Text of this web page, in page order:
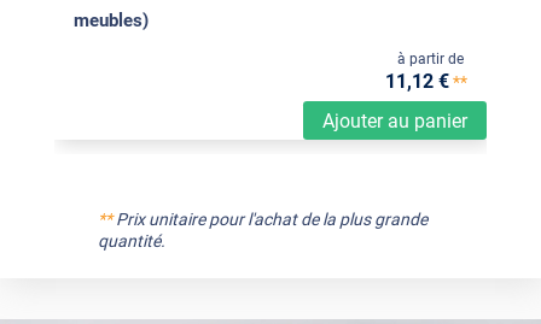
meubles)
Ajouter au panier
à partir de
11 ,12 €**
**Prix unitaire pour l'achat de la plus grande
quantité.